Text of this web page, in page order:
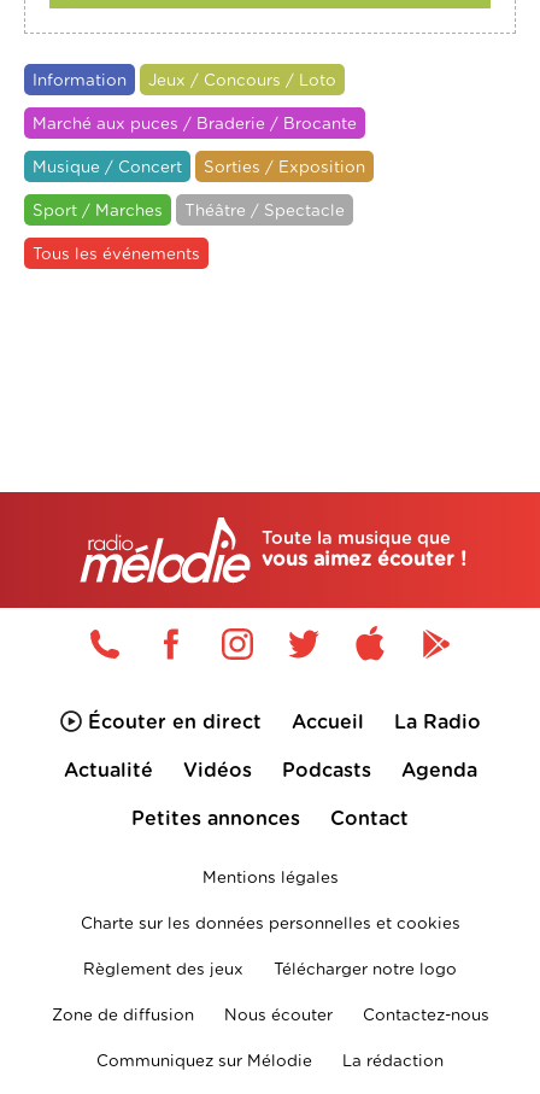
Information Jeux / Concours / Loto
Marché aux puces / Braderie / Brocante
Musique / Concert Sorties / Exposition
Sport / Marches Théâtre / Spectacle
Tous les événements
Toute la musique que
vous aimez écouter !
Écouter en direct Accueil La Radio
Actualité Vidéos Podcasts Agenda
Petites annonces Contact
Mentions légales
Charte sur les données personnelles et cookies
Règlement des jeux Télécharger notre logo
Zone de diffusion Nous écouter Contactez-nous
Communiquez sur Mélodie La rédaction